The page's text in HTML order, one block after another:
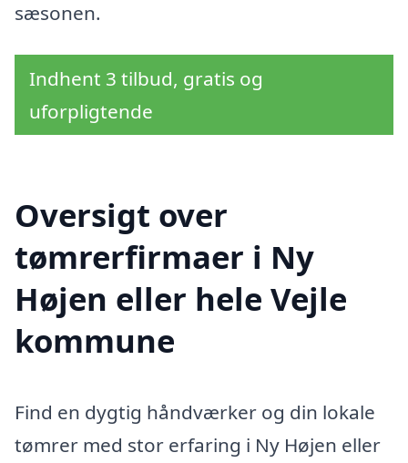
sæsonen.
Indhent 3 tilbud, gratis og
uforpligtende
Oversigt over
tømrerfirmaer i Ny
Højen eller hele Vejle
kommune
Find en dygtig håndværker og din lokale
tømrer med stor erfaring i Ny Højen eller